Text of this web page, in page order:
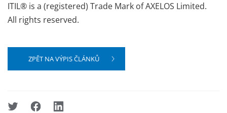
ITIL® is a (registered) Trade Mark ofAXELOS Limited.
All rights reserved.
ZPĚT NA VÝPIS ČLÁNKŮ